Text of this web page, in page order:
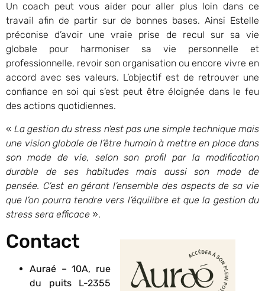
Un coach peut vous aider pour aller plus loin dans ce
travail afin de partir sur de bonnes bases. Ainsi Estelle
préconise d’avoir une vraie prise de recul sur sa vie
globale pour harmoniser sa vie personnelle et
professionnelle, revoir son organisation ou encore vivre en
accord avec ses valeurs. L’objectif est de retrouver une
confiance en soi qui s’est peut être éloignée dans le feu
des actions quotidiennes.
«La gestion du stress n’est pas une simple technique mais
une vision globale de l’être humain à mettre en place dans
son mode de vie, selon son profil par la modification
durable de ses habitudes mais aussi son mode de
pensée. C’est en gérant l’ensemble des aspects de sa vie
que l’on pourra tendre vers l’équilibre et que la gestion du
stress sera efficace ».
Contact
Auraé – 10A, rue
du puits L-2355